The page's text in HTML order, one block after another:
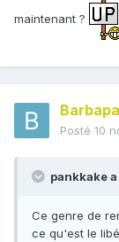
maintenant ?
Posté 10
pankkake
Ce genre de
ce qu'est le